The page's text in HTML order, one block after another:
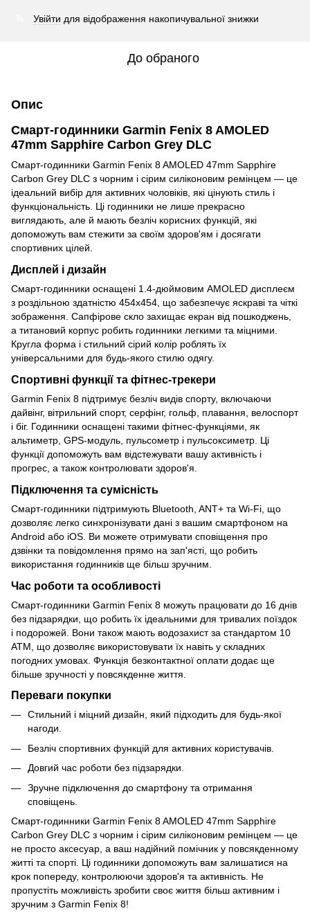
Увійти для відображення накопичувальної знижки
До обраного
Опис
Смарт-годинники Garmin Fenix 8 AMOLED
47mm Sapphire Carbon Grey DLC
Смарт-годинники Garmin Fenix 8 AMOLED 47mm Sapphire
Carbon Grey DLC з чорним і сірим силіконовим ремінцем — це
ідеальний вибір для активних чоловіків, які цінують стиль і
функціональність. Ці годинники не лише прекрасно
виглядають, але й мають безліч корисних функцій, які
допоможуть вам стежити за своїм здоров'ям і досягати
спортивних цілей.
Дисплей і дизайн
Смарт-годинники оснащені 1.4-дюймовим AMOLED дисплеєм
з роздільною здатністю 454x454, що забезпечує яскраві та чіткі
зображення. Сапфірове скло захищає екран від пошкоджень,
а титановий корпус робить годинники легкими та міцними.
Кругла форма і стильний сірий колір роблять їх
універсальними для будь-якого стилю одягу.
Спортивні функції та фітнес-трекери
Garmin Fenix 8 підтримує безліч видів спорту, включаючи
дайвінг, вітрильний спорт, серфінг, гольф, плавання, велоспорт
і біг. Годинники оснащені такими фітнес-функціями, як
альтиметр, GPS-модуль, пульсометр і пульсоксиметр. Ці
функції допоможуть вам відстежувати вашу активність і
прогрес, а також контролювати здоров'я.
Підключення та сумісність
Смарт-годинники підтримують Bluetooth, ANT+ та Wi-Fi, що
дозволяє легко синхронізувати дані з вашим смартфоном на
Android або iOS. Ви можете отримувати сповіщення про
дзвінки та повідомлення прямо на зап'ясті, що робить
використання годинників ще більш зручним.
Час роботи та особливості
Смарт-годинники Garmin Fenix 8 можуть працювати до 16 днів
без підзарядки, що робить їх ідеальними для тривалих поїздок
і подорожей. Вони також мають водозахист за стандартом 10
ATM, що дозволяє використовувати їх навіть у складних
погодних умовах. Функція безконтактної оплати додає ще
більше зручності у повсякденне життя.
Переваги покупки
Стильний і міцний дизайн, який підходить для будь-якої
нагоди.
Безліч спортивних функцій для активних користувачів.
Довгий час роботи без підзарядки.
Зручне підключення до смартфону та отримання
сповіщень.
Смарт-годинники Garmin Fenix 8 AMOLED 47mm Sapphire
Carbon Grey DLC з чорним і сірим силіконовим ремінцем — це
не просто аксесуар, а ваш надійний помічник у повсякденному
житті та спорті. Ці годинники допоможуть вам залишатися на
крок попереду, контролюючи здоров'я та активність. Не
пропустіть можливість зробити своє життя більш активним і
зручним з Garmin Fenix 8!